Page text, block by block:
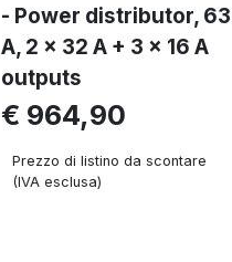
- Power distributor, 63
A, 2 x 32 A + 3 x 16 A
outputs
€ 964,90
Prezzo di listino da scontare
(IVA esclusa)